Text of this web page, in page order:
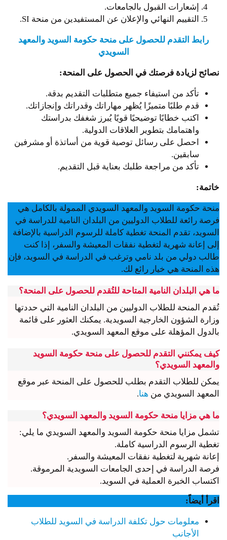
إشعارات القبول بالجامعات.
التقييم النهائي والإعلان عن المستفيدين من منحة SI.
رابط التقدم للحصول على منحة حكومة السويد والمعهد
السويدي
نصائح لزيادة فرصتك في الحصول على المنحة:
تأكد من استيفاء جميع متطلبات التقديم بدقة.
قدم طلبًا متميزًا يُظهر مهاراتك وقدراتك وإنجازاتك.
اكتب خطابًا توضيحيًا قويًا يُبرز شغفك بدراستك
واهتمامك بتطوير العلاقات الدولية.
احصل على رسائل توصية قوية من أساتذة أو مشرفين
سابقين.
تأكد من مراجعة طلبك بعناية قبل التقديم.
خاتمة:
منحة حكومة السويد والمعهد السويدي الممولة بالكامل هي
فرصة رائعة للطلاب الدوليين من البلدان النامية للدراسة في
السويد، تقدم المنحة تغطية كاملة للرسوم الدراسية بالإضافة
إلى إعانة شهرية لتغطية نفقات المعيشة والسفر، إذا كنت
طالب دولي من بلد نامي وترغب في الدراسة في السويد، فإن
هذه المنحة هي خيار رائع لك.
ما هي البلدان النامية المتاحة للتُقدم للحصول على المنحة؟
تُقدم المنحة للطلاب الدوليين من البلدان النامية التي حددتها
وزارة الشؤون الخارجية السويدية. يمكنك العثور على قائمة
بالدول المؤهلة على موقع المعهد السويدي.
كيف يمكنني التقدم للحصول على منحة حكومة السويد
والمعهد السويدي؟
يمكن للطلاب التقدم بطلب للحصول على المنحة عبر موقع
المعهد السويدي من هنا.
ما هي مزايا منحة حكومة السويد والمعهد السويدي؟
تشمل مزايا منحة حكومة السويد والمعهد السويدي ما يلي:
تغطية الرسوم الدراسية كاملة.
إعانة شهرية لتغطية نفقات المعيشة والسفر.
فرصة الدراسة في إحدى الجامعات السويدية المرموقة.
اكتساب الخبرة العملية في السويد.
اقرأ أيضاً:
معلومات حول تكلفة الدراسة في السويد للطلاب
الأجانب